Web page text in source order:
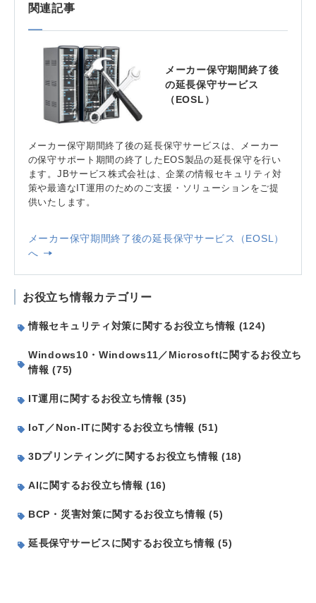
関連記事
メーカー保守期間終了後
の延長保守サービス
（EOSL）
メーカー保守期間終了後の延長保守サービスは、メーカー
の保守サポート期間の終了したEOS製品の延長保守を行い
ます。JBサービス株式会社は、企業の情報セキュリティ対
策や最適なIT運用のためのご支援・ソリューションをご提
供いたします。
メーカー保守期間終了後の延長保守サービス（EOSL）
へ
お役立ち情報カテゴリー
情報セキュリティ対策に関するお役立ち情報 (124)
Windows10・Windows11／Microsoftに関するお役立ち
情報 (75)
IT運用に関するお役立ち情報 (35)
IoT／Non-ITに関するお役立ち情報 (51)
3Dプリンティングに関するお役立ち情報 (18)
AIに関するお役立ち情報 (16)
BCP・災害対策に関するお役立ち情報 (5)
延長保守サービスに関するお役立ち情報 (5)